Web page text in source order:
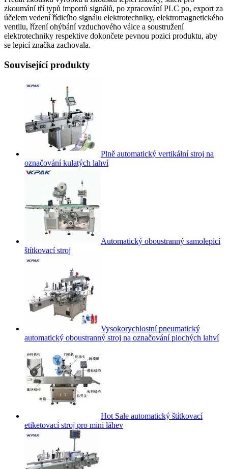
zkoumání tří typů importů signálů, po zpracování PLC po, export za
účelem vedení řídicího signálu elektrotechniky, elektromagnetického
ventilu, řízení ohýbání vzduchového válce a soustružení
elektrotechniky respektive dokončete pevnou pozici produktu, aby
se lepicí značka zachovala.
Související produkty
Plně automatický vertikální stroj na
označování kulatých lahví
Automatický oboustranný samolepicí
štítkovací stroj
Vysokorychlostní pneumatický
automatický oboustranný stroj na označování plochých lahví
Hot Sale automatický štítkovací
etiketovací stroj pro mini láhev